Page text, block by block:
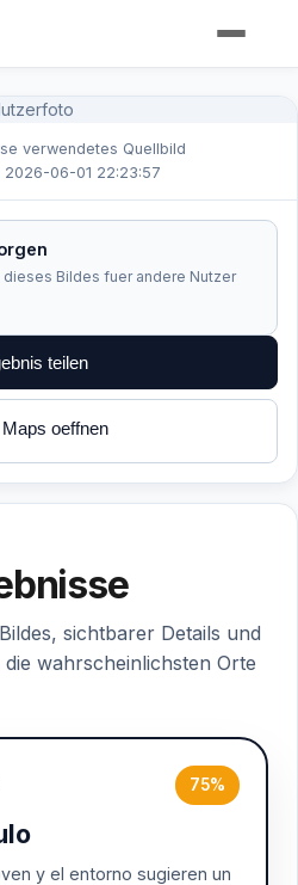
verwendetes Quellbild
2026-06-01 22:23:57
Bildes fuer andere Nutzer
teilen
oeffnen
sichtbarer Details und
wahrscheinlichsten Orte
75%
y el entorno sugieren un